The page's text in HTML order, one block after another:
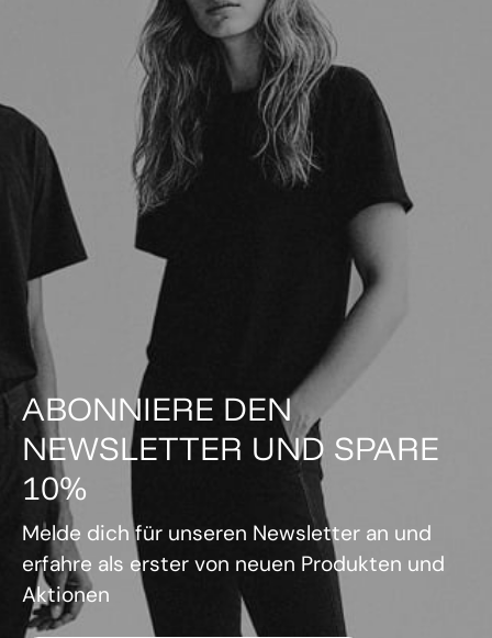
ABONNIERE DEN
NEWSLETTER UND SPARE
10%
Melde dich für unseren Newsletter an und
erfahre als erster von neuen Produkten und
Aktionen